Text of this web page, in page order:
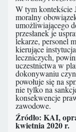
W tym kontekście
moralny
umożliwiającego
przesłanek je
lekarze, personel
kierujące
leczniczych,
uczestnictwa w
dokonywaniu
powołuje się na
nie tylko na
konsekwencje
zawodowe.
Źródło: KAI,
kwietnia 2020 r.